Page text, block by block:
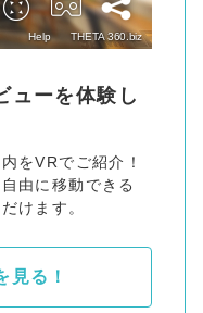
ューを体験し
をVRでご紹介！
由に移動できる
けます。
見る！